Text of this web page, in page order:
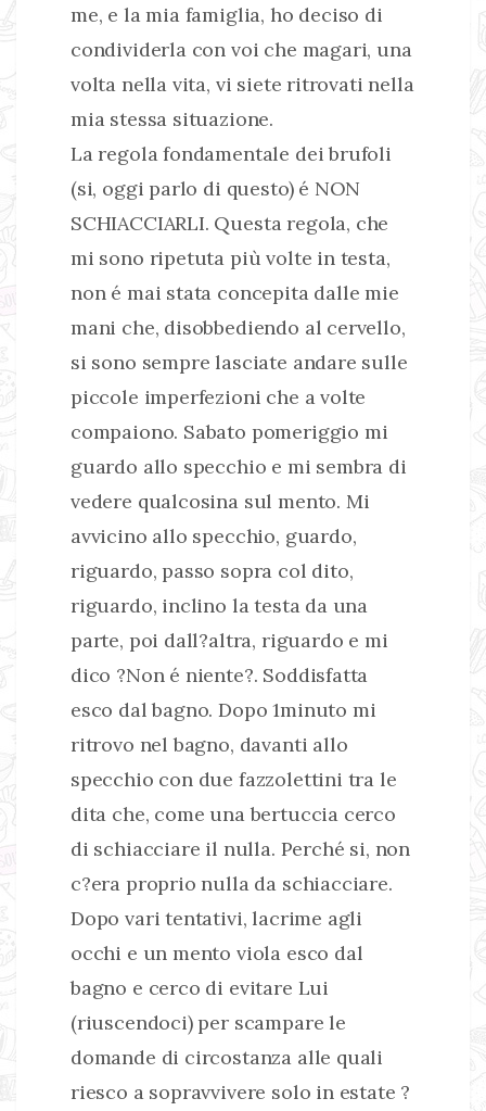
me, e la mia famiglia, ho deciso di
condividerla con voi che magari, una
volta nella vita, vi siete ritrovati nella
mia stessa situazione.
La regola fondamentale dei brufoli
(si, oggi parlo di questo) é NON
SCHIACCIARLI. Questa regola, che
mi sono ripetuta più volte in testa,
non é mai stata concepita dalle mie
mani che, disobbediendo al cervello,
si sono sempre lasciate andare sulle
piccole imperfezioni che a volte
compaiono. Sabato pomeriggio mi
guardo allo specchio e mi sembra di
vedere qualcosina sul mento. Mi
avvicino allo specchio, guardo,
riguardo, passo sopra col dito,
riguardo, inclino la testa da una
parte, poi dall?altra, riguardo e mi
dico ?Non é niente?. Soddisfatta
esco dal bagno. Dopo 1minuto mi
ritrovo nel bagno, davanti allo
specchio con due fazzolettini tra le
dita che, come una bertuccia cerco
di schiacciare il nulla. Perché si, non
c?era proprio nulla da schiacciare.
Dopo vari tentativi, lacrime agli
occhi e un mento viola esco dal
bagno e cerco di evitare Lui
(riuscendoci) per scampare le
domande di circostanza alle quali
riesco a sopravvivere solo in estate ?